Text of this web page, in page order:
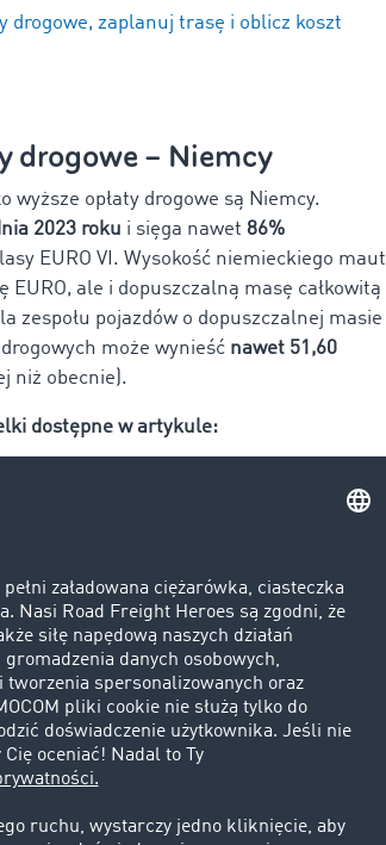
drogowe, zaplanuj trasę i oblicz koszt
drogowe – Niemcy
wyższe opłaty drogowe są Niemcy.
2023 roku i sięga nawet 86%
EURO VI. Wysokość niemieckiego maut
ale i dopuszczalną masę całkowitą
zespołu pojazdów o dopuszczalnej masie
może wynieść nawet 51,60
niż obecnie).
dostępne w artykule:
wynoszą stawki?
rządu, w 2025 roku nie są
powyższy cennik wziąć obowiązuje.
od 1 stycznia 2023
są stopniowo. Od 1 stycznia
najwięcej zanieczyszczeń (klasa I)
myta należy pamiętać, że pojazdy muszą